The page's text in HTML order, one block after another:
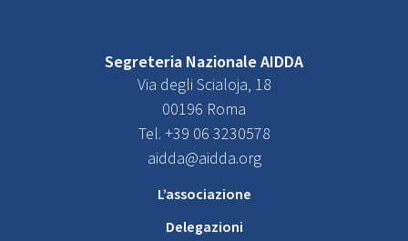
Segreteria Nazionale AIDDA
Via degli Scialoja, 18
00196 Roma
Tel. +39 06 3230578
aidda@aidda.org
L’associazione
Delegazioni